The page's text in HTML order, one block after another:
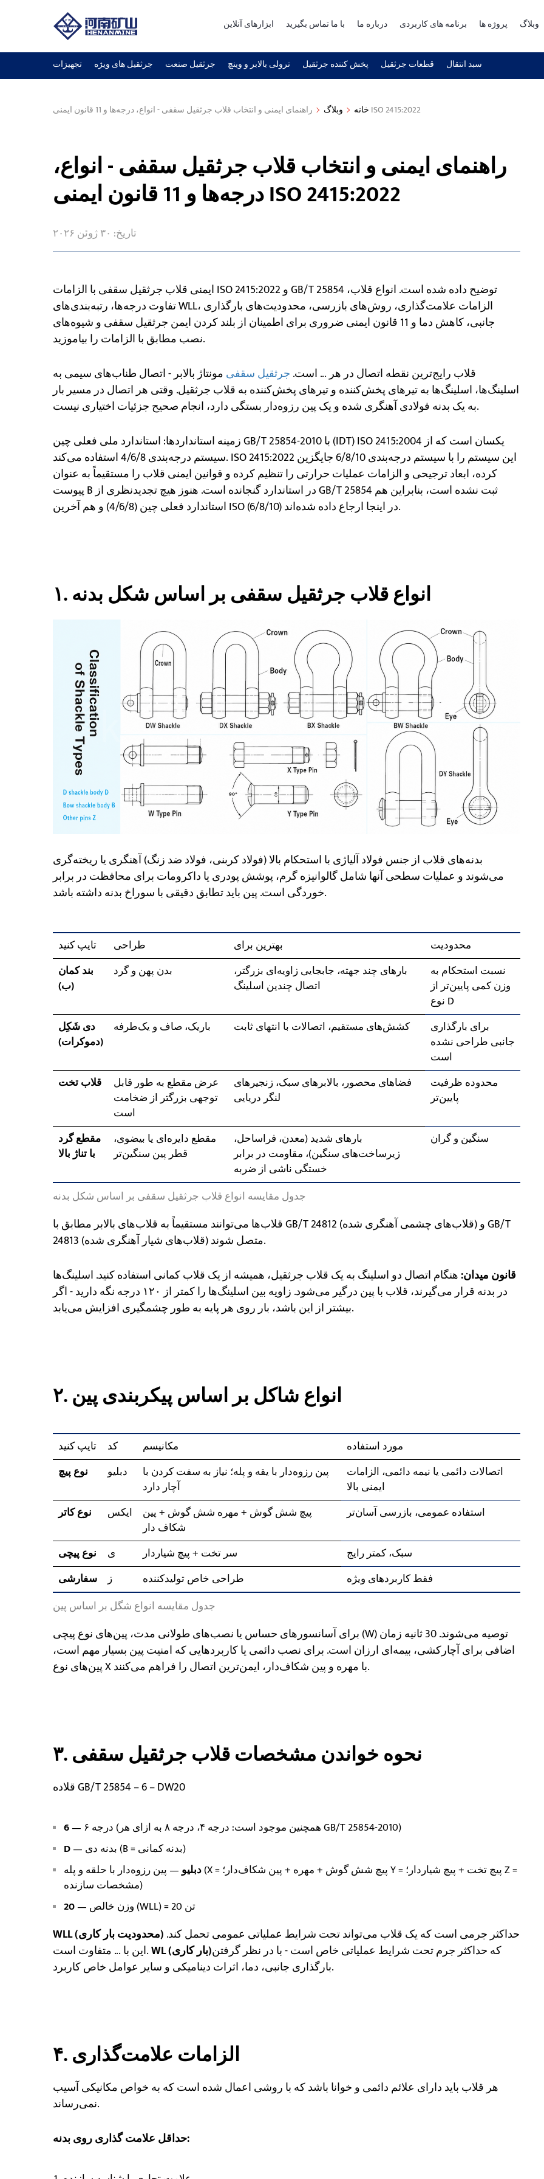
ابزارهای آنلاین با ما تماس بگیرید درباره ما برنامه های کاربردی پروژه ها وبلاگ
تجهیزات جرثقیل های ویژه جرثقیل صنعت ترولی بالابر و وینچ پخش کننده جرثقیل قطعات جرثقیل سبد انتقال
خانه وبلاگ راهنمای ایمنی و انتخاب قلاب جرثقیل سقفی - انواع، درجه‌ها و 11 قانون ایمنی ISO 2415:2022
راهنمای ایمنی و انتخاب قلاب جرثقیل سقفی - انواع،
درجه‌ها و 11 قانون ایمنی ISO 2415:2022
تاریخ: ۳۰ ژوئن ۲۰۲۶
ایمنی قلاب جرثقیل سقفی با الزامات ISO 2415:2022 و GB/T 25854 توضیح داده شده است. انواع قلاب،
تفاوت درجه‌ها، رتبه‌بندی‌های WLL، الزامات علامت‌گذاری، روش‌های بازرسی، محدودیت‌های بارگذاری
جانبی، کاهش دما و 11 قانون ایمنی ضروری برای اطمینان از بلند کردن ایمن جرثقیل سقفی و شیوه‌های
نصب مطابق با الزامات را بیاموزید.
قلاب رایج‌ترین نقطه اتصال در هر ... است. جرثقیل سقفی مونتاژ بالابر - اتصال طناب‌های سیمی به
اسلینگ‌ها، اسلینگ‌ها به تیرهای پخش‌کننده و تیرهای پخش‌کننده به قلاب جرثقیل. وقتی هر اتصال در مسیر بار
به یک بدنه فولادی آهنگری شده و یک پین رزوه‌دار بستگی دارد، انجام صحیح جزئیات اختیاری نیست.
زمینه استانداردها: استاندارد ملی فعلی چین GB/T 25854-2010 با (IDT) ISO 2415:2004 یکسان است که از
سیستم درجه‌بندی 4/6/8 استفاده می‌کند. ISO 2415:2022 این سیستم را با سیستم درجه‌بندی 6/8/10 جایگزین
کرده، ابعاد ترجیحی و الزامات عملیات حرارتی را تنظیم کرده و قوانین ایمنی قلاب را مستقیماً به عنوان
پیوست B در استاندارد گنجانده است. هنوز هیچ تجدیدنظری از GB/T 25854 ثبت نشده است، بنابراین هم
استاندارد فعلی چین (4/6/8) و هم آخرین ISO (6/8/10) در اینجا ارجاع داده شده‌اند.
۱. انواع قلاب جرثقیل سقفی بر اساس شکل بدنه
بدنه‌های قلاب از جنس فولاد آلیاژی با استحکام بالا (فولاد کربنی، فولاد ضد زنگ) آهنگری یا ریخته‌گری
می‌شوند و عملیات سطحی آنها شامل گالوانیزه گرم، پوشش پودری یا داکرومات برای محافظت در برابر
خوردگی است. پین باید تطابق دقیقی با سوراخ بدنه داشته باشد.
تایپ کنید طراحی بهترین برای
محدودیت
بند کمان
(ب)
بدن پهن و گرد
بارهای چند جهته، جابجایی زاویه‌ای بزرگتر،
اتصال چندین اسلینگ
نسبت استحکام به
وزن کمی پایین‌تر از
نوع D
دی شَکِل
(دموکرات)
باریک، صاف و یک‌طرفه کشش‌های مستقیم، اتصالات با انتهای ثابت
برای بارگذاری
جانبی طراحی نشده
است
قلاب تخت
عرض مقطع به طور قابل
توجهی بزرگتر از ضخامت
است
فضاهای محصور، بالابرهای سبک، زنجیرهای
لنگر دریایی
محدوده ظرفیت
پایین‌تر
مقطع گرد
با تناژ بالا
مقطع دایره‌ای یا بیضوی،
قطر پین سنگین‌تر
بارهای شدید (معدن، فراساحل،
زیرساخت‌های سنگین)، مقاومت در برابر
خستگی ناشی از ضربه
سنگین و گران
جدول مقایسه انواع قلاب جرثقیل سقفی بر اساس شکل بدنه
قلاب‌ها می‌توانند مستقیماً به قلاب‌های بالابر مطابق با GB/T 24812 (قلاب‌های چشمی آهنگری شده) و GB/T
24813 (قلاب‌های شیار آهنگری شده) متصل شوند.
قانون میدان:هنگام اتصال دو اسلینگ به یک قلاب جرثقیل، همیشه از یک قلاب کمانی استفاده کنید. اسلینگ‌ها
در بدنه قرار می‌گیرند، قلاب با پین درگیر می‌شود. زاویه بین اسلینگ‌ها را کمتر از ۱۲۰ درجه نگه دارید - اگر
بیشتر از این باشد، بار روی هر پایه به طور چشمگیری افزایش می‌یابد.
۲. انواع شاکل بر اساس پیکربندی پین
تایپ کنید کد مکانیسم
مورد استفاده
نوع پیچ
دبلیو
پین رزوه‌دار با یقه و پله؛ نیاز به سفت کردن با
آچار دارد
اتصالات دائمی یا نیمه دائمی، الزامات
ایمنی بالا
نوع کاتر
ایکس
پیچ شش گوش + مهره شش گوش + پین
شکاف دار
استفاده عمومی، بازرسی آسان‌تر
نوع پیچی ی سر تخت + پیچ شیاردار
سبک، کمتر رایج
سفارشی
ز طراحی خاص تولیدکننده
فقط کاربردهای ویژه
جدول مقایسه انواع شگل بر اساس پین
برای آسانسورهای حساس یا نصب‌های طولانی مدت، پین‌های نوع پیچی (W) توصیه می‌شوند. 30 ثانیه زمان
اضافی برای آچارکشی، بیمه‌ای ارزان است. برای نصب دائمی یا کاربردهایی که امنیت پین بسیار مهم است،
پین‌های نوع X با مهره و پین شکاف‌دار، ایمن‌ترین اتصال را فراهم می‌کنند.
۳. نحوه خواندن مشخصات قلاب جرثقیل سقفی
قلاده GB/T 25854 – 6 – DW20
6
— درجه ۶ (همچنین موجود است: درجه ۴، درجه ۸ به ازای هر GB/T 25854-2010)
D
— بدنه دی (B = بدنه کمانی)
دبلیو— پین رزوه‌دار با حلقه و پله (X = پیچ شش گوش + مهره + پین شکاف‌دار؛ Y = پیچ تخت + پیچ شیاردار؛ Z =
مشخصات سازنده)
20
— وزن خالص (WLL) = 20 تن
WLL (محدودیت بار کاری)
این با ... متفاوت است.
WL (بار کاری)که حداکثر جرم تحت شرایط عملیاتی خاص است - با در نظر گرفتن
بارگذاری جانبی، دما، اثرات دینامیکی و سایر عوامل خاص کاربرد.
۴. الزامات علامت‌گذاری
هر قلاب باید دارای علائم دائمی و خوانا باشد که با روشی اعمال شده است که به خواص مکانیکی آسیب
نمی‌رساند.
حداقل علامت گذاری روی بدنه: